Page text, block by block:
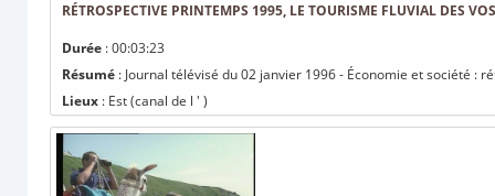
RÉTROSPECTIVE PRINTEMPS 1995, LE TOURISME FLUVIAL DES
Durée : 00:03:23
Résumé : Journal télévisé du 02 janvier 1996 - Économie et société :
Lieux : Est (canal de l ' )